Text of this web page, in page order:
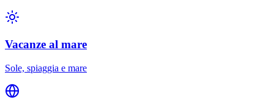
Vacanze al mare
Sole, spiaggia e mare